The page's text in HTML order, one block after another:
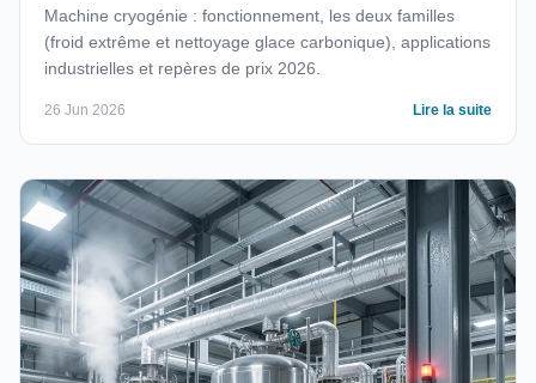
Machine cryogénie : fonctionnement, les deux familles
(froid extrême et nettoyage glace carbonique), applications
industrielles et repères de prix 2026.
26 Jun 2026 Lire la suite